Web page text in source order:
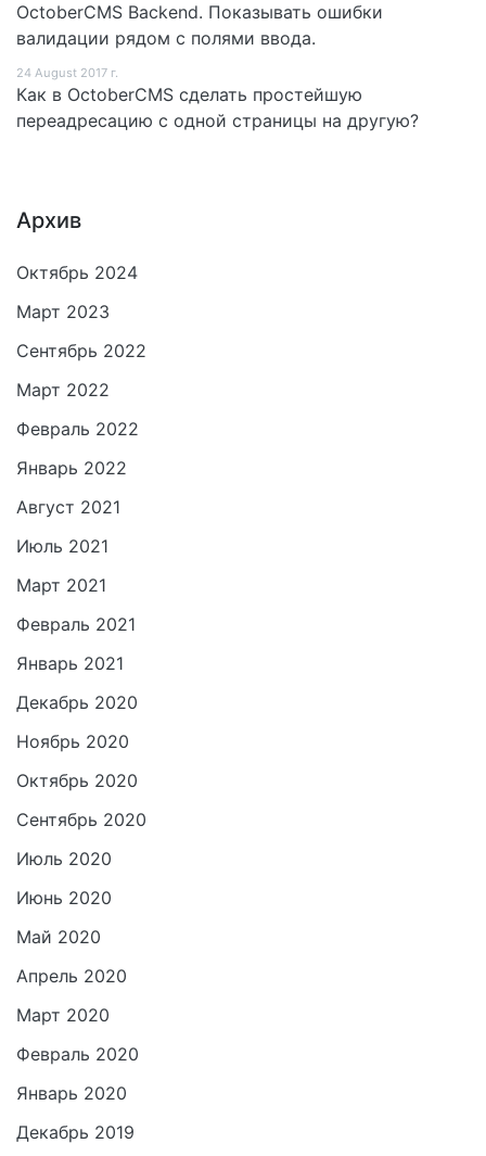
OctoberCMS Backend. Показывать ошибки
валидации рядом с полями ввода.
24 August 2017 г.
Как в OctoberCMS сделать простейшую
переадресацию с одной страницы на другую?
Архив
Октябрь 2024
Март 2023
Сентябрь 2022
Март 2022
Февраль 2022
Январь 2022
Август 2021
Июль 2021
Март 2021
Февраль 2021
Январь 2021
Декабрь 2020
Ноябрь 2020
Октябрь 2020
Сентябрь 2020
Июль 2020
Июнь 2020
Май 2020
Апрель 2020
Март 2020
Февраль 2020
Январь 2020
Декабрь 2019